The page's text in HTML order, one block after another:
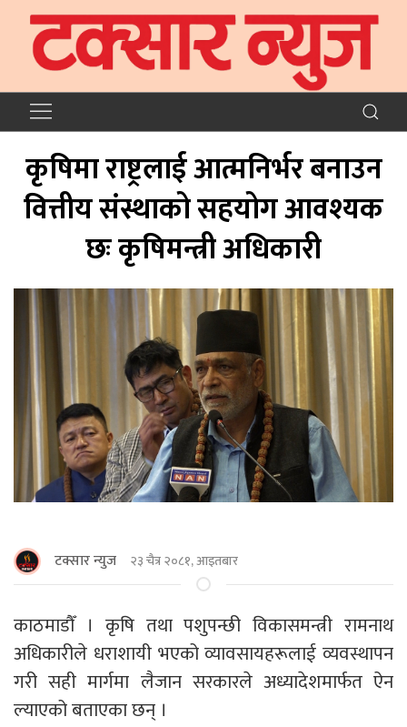
कृषिमा राष्ट्रलाई आत्मनिर्भर बनाउन
वित्तीय संस्थाको सहयोग आवश्यक
छः कृषिमन्त्री अधिकारी
टक्सार न्युज २३ चैत्र २०८१, आइतबार
काठमाडाैँ । कृषि तथा पशुपन्छी विकासमन्त्री रामनाथ
अधिकारीले धराशायी भएको व्यावसायहरूलाई व्यवस्थापन
गरी सही मार्गमा लैजान सरकारले अध्यादेशमार्फत ऐन
ल्याएको बताएका छन् ।